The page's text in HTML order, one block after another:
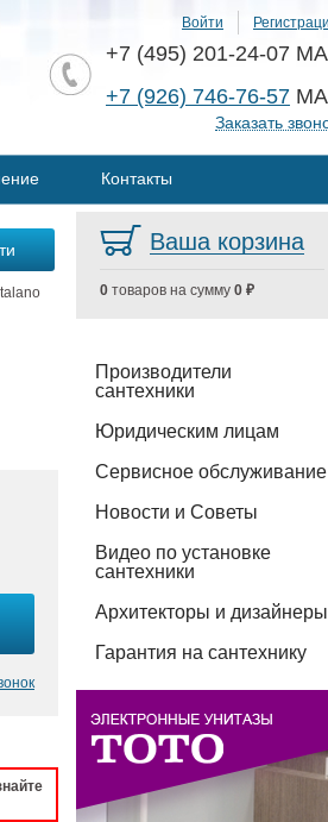
Войти
+7 (495) 201-24-07
+7 (926) 746-76-57
Заказать
Контакты
Ваша корзина
0 товаров на сумму 0 ₽
Производители
сантехники
Юридическим лицам
Сервисное обслуживание
Новости и Советы
Видео по установке
сантехники
Архитекторы и дизайнеры
Гарантия на сантехнику